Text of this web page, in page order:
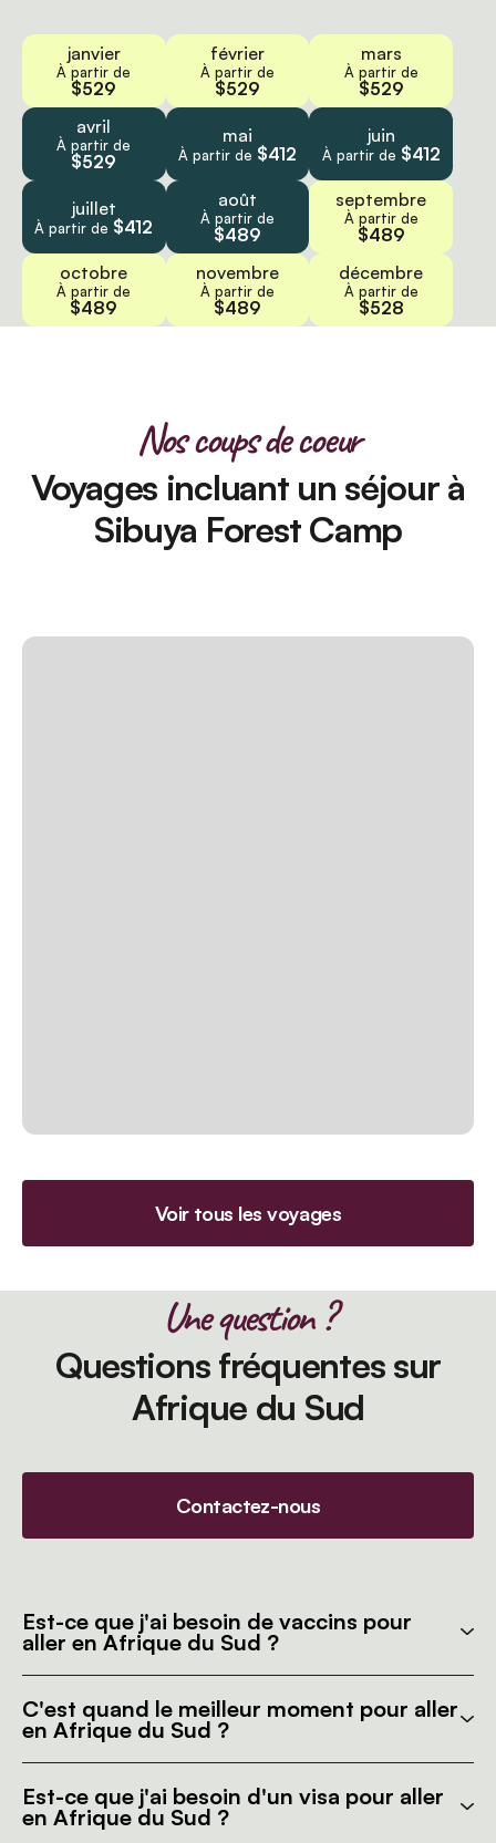
janvier
À partir de
$529
février
À partir de
$529
mars
À partir de
$529
avril
À partir de
$529
mai
À partir de $412
juin
À partir de $412
juillet
À partir de $412
août
À partir de
$489
septembre
À partir de
$489
octobre
À partir de
$489
novembre
À partir de
$489
décembre
À partir de
$528
Nos coups de coeur
Voyages incluant un séjour à
Sibuya Forest Camp
Voir tous les voyages
Une question ?
Questions fréquentes sur
Afrique du Sud
Contactez-nous
Est-ce que j'ai besoin de vaccins pour
aller en Afrique du Sud ?
C'est quand le meilleur moment pour aller
en Afrique du Sud ?
Est-ce que j'ai besoin d'un visa pour aller
en Afrique du Sud ?